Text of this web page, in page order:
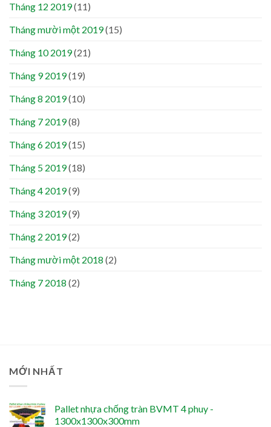
Tháng 12 2019(11)
Tháng mười một 2019(15)
Tháng 10 2019(21)
Tháng 9 2019(19)
Tháng 8 2019(10)
Tháng 7 2019(8)
Tháng 6 2019(15)
Tháng 5 2019(18)
Tháng 4 2019(9)
Tháng 3 2019(9)
Tháng 2 2019(2)
Tháng mười một 2018 (2)
Tháng 7 2018 (2)
MỚI NHẤT
Pallet nhựa chống tràn BVMT 4 phuy -
1300x1300x300mm